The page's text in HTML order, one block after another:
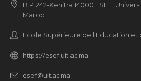
B.P.242-Kenitra 14000 ESEF,
Maroc
Ecole Supérieure de l'Education et
https://esef.uit.ac.ma
esef@uit.ac.ma